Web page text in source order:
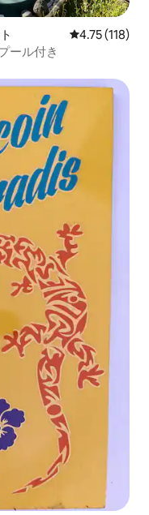
レビュー118
4.75 (118)
ール付き